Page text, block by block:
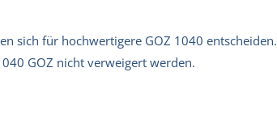
sich für hochwertigere GOZ 1040 entscheiden.
GOZ nicht verweigert werden.